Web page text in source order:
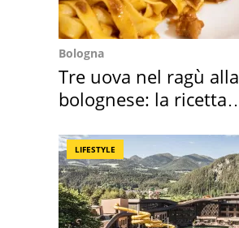
Bologna
Tre uova nel ragù alla
bolognese: la ricetta
LIFESTYLE